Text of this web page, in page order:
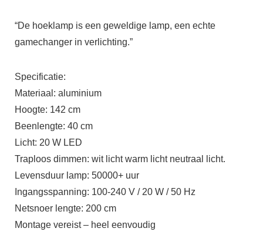
“De hoeklamp is een geweldige lamp, een echte
gamechanger in verlichting.”
Specificatie:
Materiaal: aluminium
Hoogte: 142 cm
Beenlengte: 40 cm
Licht: 20 W LED
Traploos dimmen: wit licht warm licht neutraal licht.
Levensduur lamp: 50000+ uur
Ingangsspanning: 100-240 V / 20 W / 50 Hz
Netsnoer lengte: 200 cm
Montage vereist – heel eenvoudig